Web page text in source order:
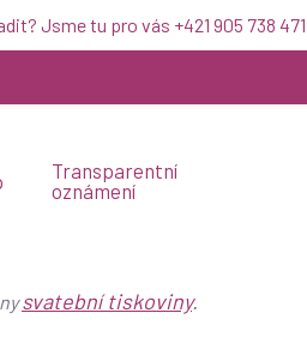
Jsme tu pro vás +421 905 738
Transparentní
oznámení
svatební tiskoviny.